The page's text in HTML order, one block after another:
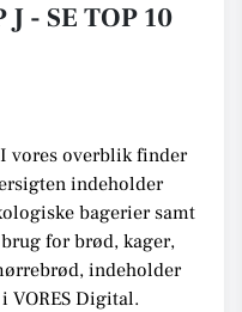
J - SE TOP 10
vores overblik finder
indeholder
bagerier samt
for brød, kager,
indeholder
VORES Digital.